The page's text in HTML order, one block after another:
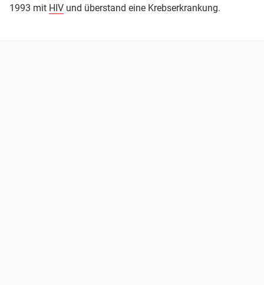
1993 mit HIV und überstand eine Krebserkrankung.